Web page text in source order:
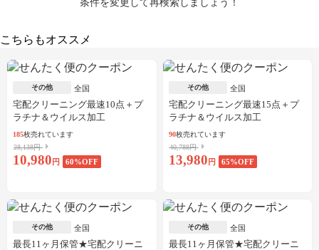
こちらもオススメ
その他 全国
宅配クリーニング最速10点＋プ
ラチナ＆ウイルス加工
185枚売れています
28,138円
10,980 円 60%OFF
その他 全国
宅配クリーニング最速15点＋プ
ラチナ＆ウイルス加工
90枚売れています
40,788円
13,980 円 65%OFF
その他 全国
最長11ヶ月保管★宅配クリーニ
その他 全国
最長11ヶ月保管★宅配クリーニ